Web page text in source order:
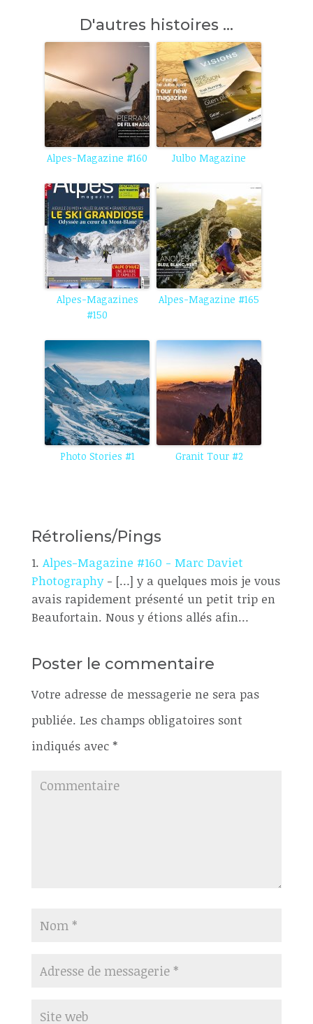
D'autres histoires ...
Alpes-Magazine #160 Julbo Magazine
Alpes-Magazines
#150
Alpes-Magazine #165
Photo Stories #1 Granit Tour #2
Rétroliens/Pings
Alpes-Magazine #160 - Marc Daviet
Photography- […] y a quelques mois je vous
avais rapidement présenté un petit trip en
Beaufortain. Nous y étions allés afin…
Poster le commentaire
Votre adresse de messagerie ne sera pas
publiée. Les champs obligatoires sont
indiqués avec *